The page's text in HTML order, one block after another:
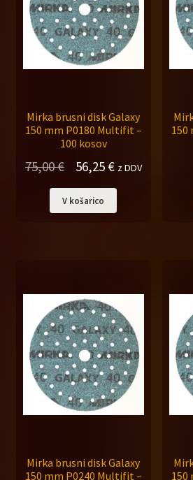
Mirka brusni disk Galaxy
150 mm P0180 Multifit –
100 kosov
75,00€
Izvirna
cena
je
56,25€Trenutna
cena
je:
z DDV
V košarico
150
Mirka brusni disk Galaxy
150 mm P0240 Multifit –
150